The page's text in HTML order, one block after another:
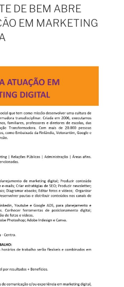
DE BEM ABRE
EM MARKETING